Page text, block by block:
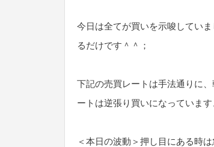
今日は全てが買いを示唆してい
るだけです＾＾；
下記の売買レートは手法通りに
ートは逆張り買いになっていま
＜本日の波動＞押し目にある時